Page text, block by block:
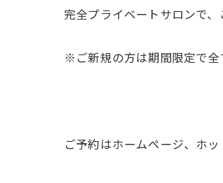
完全プライベートサロンで
※ご新規の方は期間限定で全
ご予約はホームページ、ホ